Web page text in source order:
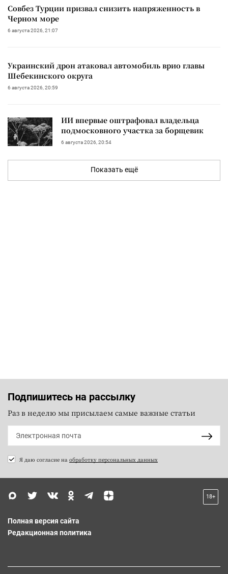
Совбез Турции призвал снизить напряженность в
Черном море
6 августа 2026, 21:07
Украинский дрон атаковал автомобиль врио главы
Шебекинского округа
6 августа 2026, 20:59
ИИ впервые оштрафовал владельца
подмосковного участка за борщевик
6 августа 2026, 20:54
Показать ещё
Подпишитесь на рассылку
Раз в неделю мы присылаем самые важные статьи
Я даю согласие на обработку персональных данных
18+
Полная версия сайта
Редакционная политика